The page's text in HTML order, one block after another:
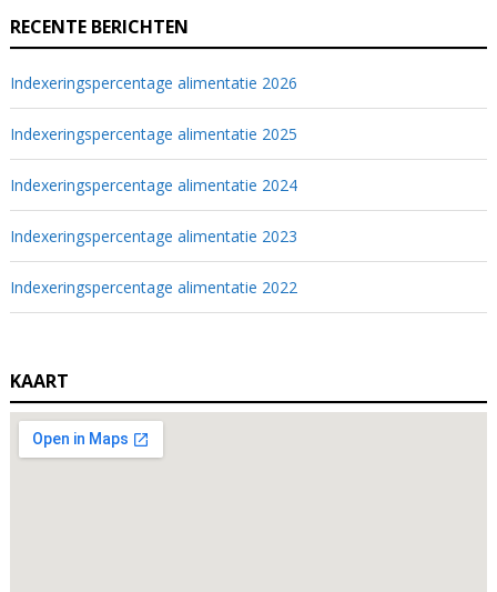
RECENTE BERICHTEN
Indexeringspercentage alimentatie 2026
Indexeringspercentage alimentatie 2025
Indexeringspercentage alimentatie 2024
Indexeringspercentage alimentatie 2023
Indexeringspercentage alimentatie 2022
KAART